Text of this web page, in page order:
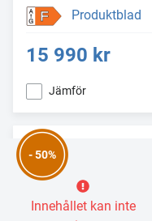
F Produktblad
15 990 kr
Jämför
- 50%
Innehållet kan inte